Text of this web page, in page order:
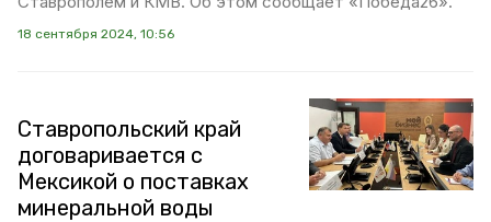
18 сентября 2024, 10:56
Ставропольский край
договаривается с
Мексикой о поставках
минеральной воды